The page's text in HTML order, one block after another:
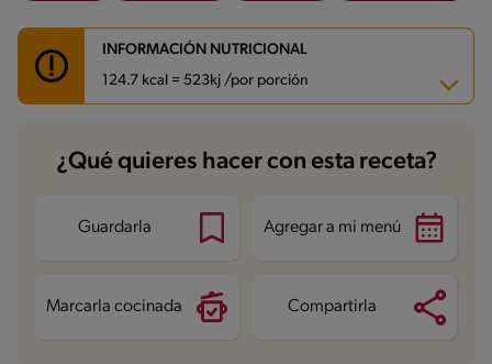
INFORMACIÓN NUTRICIONAL
124.7 kcal = 523kj /por porción
Carbohidratos 28.7 g
Energía 124.7 kcal
Proteína
Grasas saturadas 0.1 g
¿Qué quieres hacer con esta receta?
Guardarla Agregar a mi menú
Marcarla cocinada Compartirla